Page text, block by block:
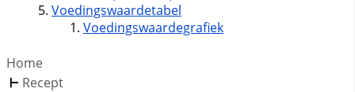
Voedingswaardetabel
Voedingswaardegrafiek
Home
Recept